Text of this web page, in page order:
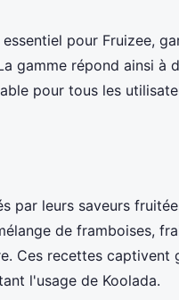
pour Fruizee,
gamme répond ainsi à
pour tous les
par leurs saveurs
de framboises,
Ces recettes captivent
l'usage de Koolada.